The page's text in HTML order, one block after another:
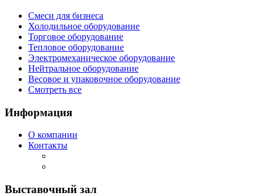
Смеси для бизнеса
Холодильное оборудование
Торговое оборудование
Тепловое оборудование
Электромеханическое оборудование
Нейтральное оборудование
Весовое и упаковочное оборудование
Смотреть все
Информация
О компании
Контакты
Выставочный зал